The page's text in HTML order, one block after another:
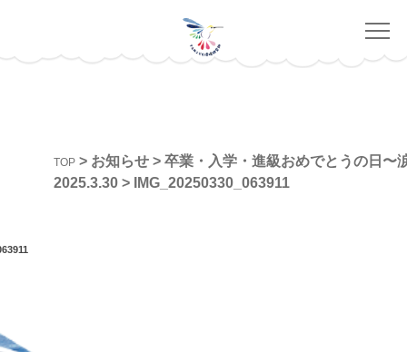
TOP > お知らせ > 卒業・入学・進級おめでとうの日
2025.3.30 > IMG_20250330_063911